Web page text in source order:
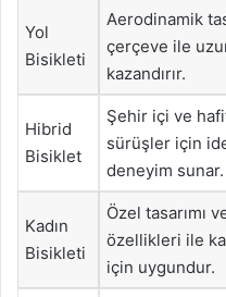
Yol
Bisikleti
Aerodinamik
çerçeve ile
kazandırır.
Hibrid
Bisiklet
Şehir içi ve
sürüşler için
deneyim sunar.
Kadın
Bisikleti
Özel tasarımı
özellikleri ile
için uygundur.